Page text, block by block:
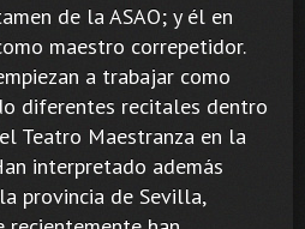
de la ASAO; y él en
maestro correpetidor.
a trabajar como
diferentes recitales dentro
Teatro Maestranza en la
interpretado además
provincia de Sevilla,